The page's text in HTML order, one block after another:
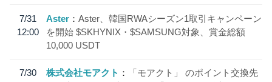
7/31
12:00
Aster
Aster、韓国RWAシーズン1取引キャンペーン
を開始 $SKHYNIX・$SAMSUNG対象、賞金総額
10,000 USDT
7/30
株式会社モアクト
「モアクト」 のポイント交換先